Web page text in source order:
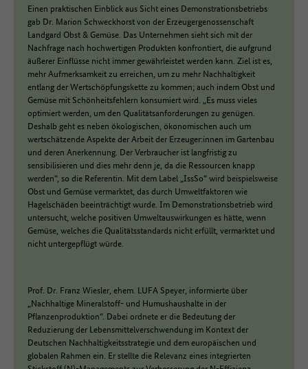
Einen praktischen Einblick aus Sicht eines Demonstrationsbetriebs
gab Dr. Marion Schweckhorst von der Erzeugergenossenschaft
Landgard Obst & Gemüse. Das Unternehmen sieht sich mit der
Nachfrage nach hochwertigen Produkten konfrontiert, die aufgrund
äußerer Einflüsse nicht immer gewährleistet werden kann. Ziel ist es,
mehr Aufmerksamkeit zu erreichen, um zu mehr Nachhaltigkeit
entlang der Wertschöpfungskette zu kommen; auch indem Obst und
Gemüse mit Schönheitsfehlern konsumiert wird. „Es muss vieles
optimiert werden, um den Qualitätsanforderungen zu genügen.
Deshalb geht es neben ökologischen, ökonomischen auch um
wertschätzende Aspekte der Arbeit der Erzeuger:innen im Gartenbau
und deren Anerkennung. Der Verbraucher ist langfristig zu
sensibilisieren und dies mehr denn je, da die Ressourcen knapp
werden“, so die Referentin. Mit dem Label „IssSo“ wird beispielsweise
Obst und Gemüse vermarktet, das durch Umweltfaktoren wie
Hagelschäden beeinträchtigt wurde. Im Demonstrationsbetrieb wird
untersucht, welche positiven Umweltauswirkungen es hätte, wenn
Gemüse, welches die Qualitätsstandards nicht erfüllt, vermarktet und
nicht untergepflügt würde.
Prof. Dr. Franz Wiesler, ehem. LUFA Speyer, informierte über
„Nachhaltige Mineralstoff- und Humushaushalte in der
Pflanzenproduktion“. Dabei ordnete er die Bedeutung der
Reduzierung der Lebensmittelverschwendung im Kontext der
Deutschen Nachhaltigkeitsstrategie und dem europäischen und
globalen Rahmen ein. Er stellte die Relevanz eines integrierten